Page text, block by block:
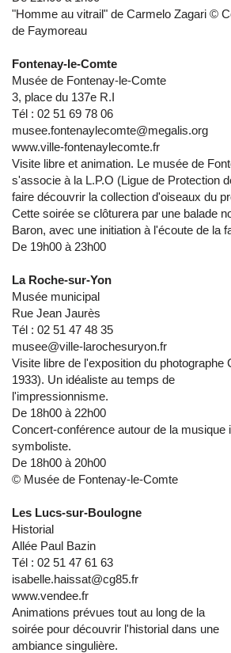
"Homme au vitrail" de Carmelo Zagari ©
de Faymoreau
Fontenay-le-Comte
Musée de Fontenay-le-Comte
3, place du 137e R.I
Tél : 02 51 69 78 06
musee.fontenaylecomte@megalis.org
www.ville-fontenaylecomte.fr
Visite libre et animation. Le musée de
s'associe à la L.P.O (Ligue de Protection
faire découvrir la collection d'oiseaux du
Cette soirée se clôturera par une balade
Baron, avec une initiation à l'écoute de la
De 19h00 à 23h00
La Roche-sur-Yon
Musée municipal
Rue Jean Jaurès
Tél : 02 51 47 48 35
musee@ville-larochesuryon.fr
Visite libre de l'exposition du photographe
1933). Un idéaliste au temps de
l'impressionnisme.
De 18h00 à 22h00
Concert-conférence autour de la musique
symboliste.
De 18h00 à 20h00
© Musée de Fontenay-le-Comte
Les Lucs-sur-Boulogne
Historial
Allée Paul Bazin
Tél : 02 51 47 61 63
isabelle.haissat@cg85.fr
www.vendee.fr
Animations prévues tout au long de la
soirée pour découvrir l'historial dans une
ambiance singulière.